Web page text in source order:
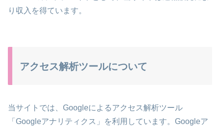
り収入を得ています。
アクセス解析ツールについて
当サイトでは、Googleによるアクセス解析ツール
「Googleアナリティクス」を利用しています。Googleア